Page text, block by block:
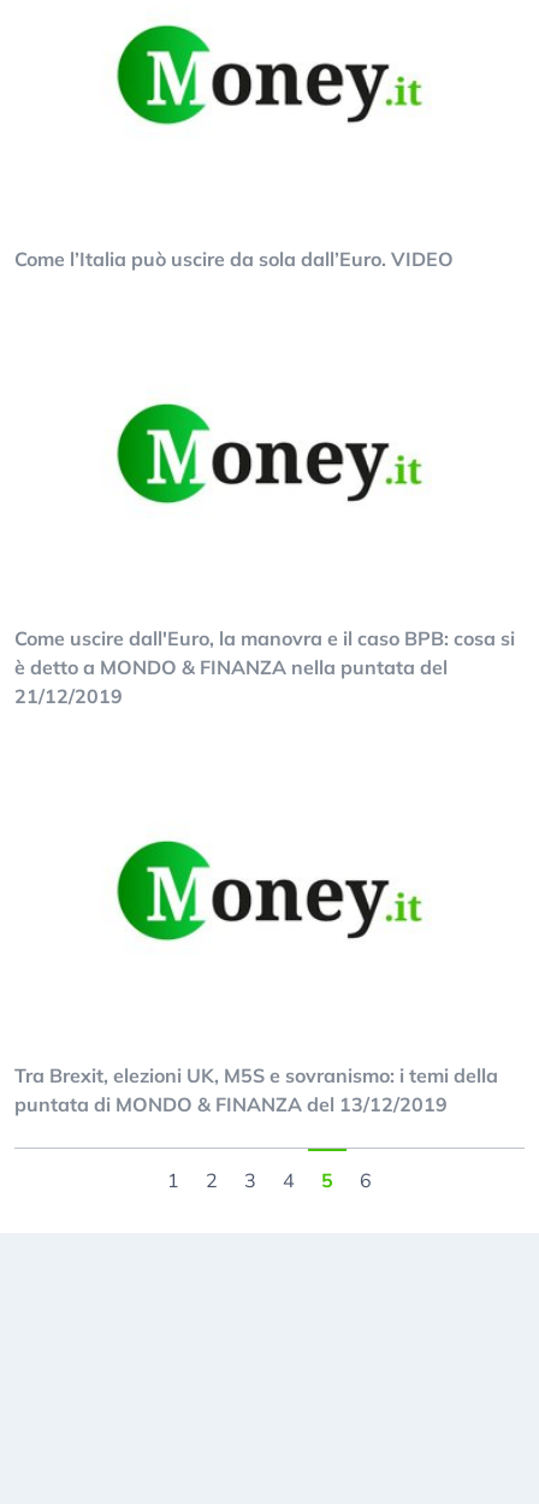
Come l’Italia può uscire da sola dall’Euro. VIDEO
Come uscire dall'Euro, la manovra e il caso BPB: cosa si
è detto a MONDO & FINANZA nella puntata del
21/12/2019
Tra Brexit, elezioni UK, M5S e sovranismo: i temi della
puntata di MONDO & FINANZA del 13/12/2019
1 2 3 4 5 6